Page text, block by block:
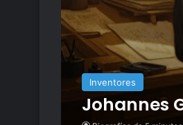
Inventores
Johannes